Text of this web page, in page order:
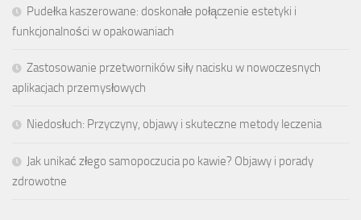
Pudełka kaszerowane: doskonałe połączenie estetyki i
funkcjonalności w opakowaniach
Zastosowanie przetworników siły nacisku w nowoczesnych
aplikacjach przemysłowych
Niedosłuch: Przyczyny, objawy i skuteczne metody leczenia
Jak unikać złego samopoczucia po kawie? Objawy i porady
zdrowotne